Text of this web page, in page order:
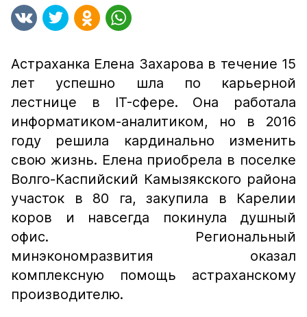
Астраханка Елена Захарова в течение 15
лет успешно шла по карьерной
лестнице в IT-сфере. Она работала
информатиком-аналитиком, но в 2016
году решила кардинально изменить
свою жизнь. Елена приобрела в поселке
Волго-Каспийский Камызякского района
участок в 80 га, закупила в Карелии
коров и навсегда покинула душный
офис. Региональный
минэкономразвития оказал
комплексную помощь астраханскому
производителю.